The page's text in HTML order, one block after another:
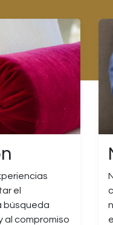
el
búsqueda
al compromiso